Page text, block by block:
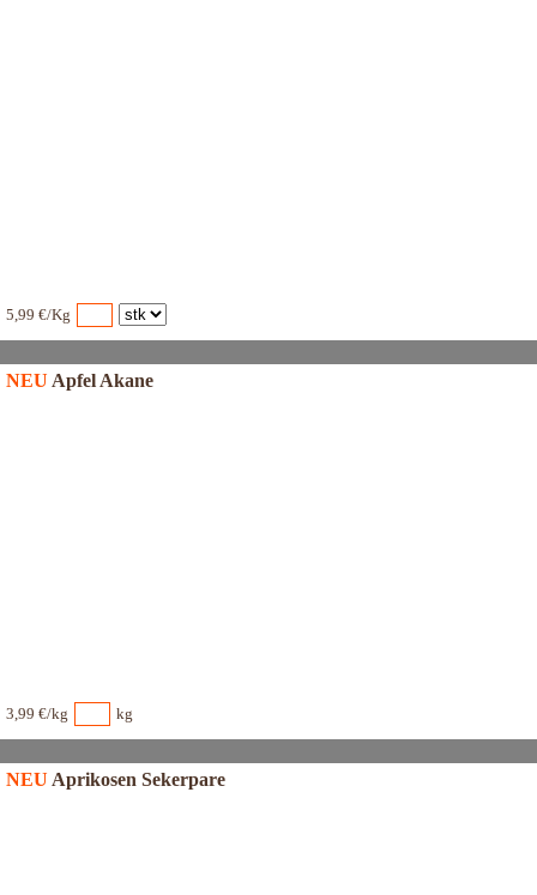
5,99 €/Kg
NEU Apfel Akane
3,99 €/kg kg
NEU Aprikosen Sekerpare